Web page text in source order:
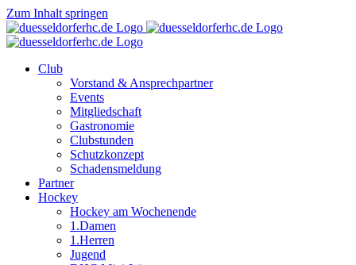
Zum Inhalt springen
Club
Vorstand & Ansprechpartner
Events
Mitgliedschaft
Gastronomie
Clubstunden
Schutzkonzept
Schadensmeldung
Partner
Hockey
Hockey am Wochenende
1.Damen
1.Herren
Jugend